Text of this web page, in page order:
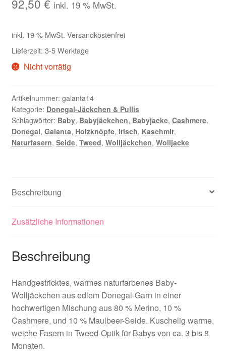
92,50 € inkl. 19 % MwSt.
inkl. 19 % MwSt. Versandkostenfrei
Lieferzeit: 3-5 Werktage
Nicht vorrätig
Artikelnummer: galanta14
Kategorie: Donegal-Jäckchen & Pullis
Schlagwörter: Baby, Babyjäckchen, Babyjacke, Cashmere,
Donegal, Galanta, Holzknöpfe, irisch, Kaschmir,
Naturfasern, Seide, Tweed, Wolljäckchen, Wolljacke
Beschreibung
Zusätzliche Informationen
Beschreibung
Handgestricktes, warmes naturfarbenes Baby-
Wolljäckchen aus edlem Donegal-Garn in einer
hochwertigen Mischung aus 80 % Merino, 10 %
Cashmere, und 10 % Maulbeer-Seide. Kuschelig warme,
weiche Fasern in Tweed-Optik für Babys von ca. 3 bis 8
Monaten.